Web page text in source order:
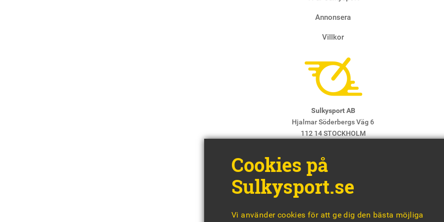
Annonsera
Villkor
Sulkysport AB
Hjalmar Söderbergs Väg 6
112 14 STOCKHOLM
Chefredaktör & ansvarig utgivare:
Cookies på
Sulkysport.se
Vi använder cookies för att ge dig den bästa möjliga